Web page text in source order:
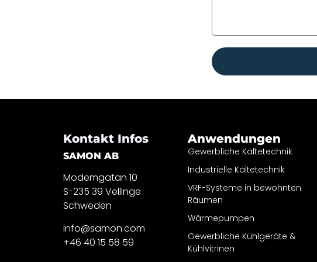
Kontakt Infos
SAMON AB
Modemgatan 10
S-235 39 Vellinge
Schweden
info@samon.com
+46 40 15 58 59
Anwendungen
Gewerbliche Kältetechnik
Industrielle Kältetechnik
VRF-Systeme in bewohnten
Räumen
Wärmepumpen
Gewerbliche Kühlgeräte &
Kühlvitrinen